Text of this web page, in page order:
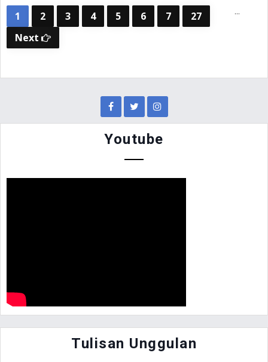
1 2 3 4 5 6 7 ...
27
Next
Youtube
Tulisan Unggulan